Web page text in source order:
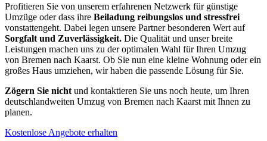
Profitieren Sie von unserem erfahrenen Netzwerk für günstige
Umzüge oder dass ihre Beiladung reibungslos und stressfrei
vonstattengeht. Dabei legen unsere Partner besonderen Wert auf
Sorgfalt und Zuverlässigkeit. Die Qualität und unser breite
Leistungen machen uns zu der optimalen Wahl für Ihren Umzug
von Bremen nach Kaarst. Ob Sie nun eine kleine Wohnung oder ein
großes Haus umziehen, wir haben die passende Lösung für Sie.
Zögern Sie nicht und kontaktieren Sie uns noch heute, um Ihren
deutschlandweiten Umzug von Bremen nach Kaarst mit Ihnen zu
planen.
Kostenlose Angebote erhalten